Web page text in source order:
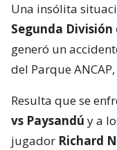
Una insólita
Segunda
generó un
del Parque
Resulta que se
vs Paysandú y a
jugador Richard